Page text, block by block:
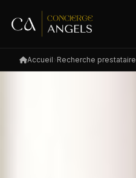
Accueil Recherche prestataire